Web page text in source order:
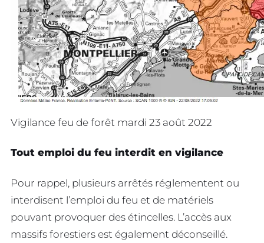
Vigilance feu de forêt mardi 23 août 2022
Tout emploi du feu interdit en vigilance
Pour rappel, plusieurs arrêtés réglementent ou
interdisent l’emploi du feu et de matériels
pouvant provoquer des étincelles. L’accès aux
massifs forestiers est également déconseillé.